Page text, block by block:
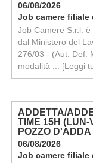
06/08/2026
Job camere filiale
Job Camere S.r.l.
dal Ministero del
276/03 - (Aut. Def.
modalità ... [Leggi
ADDETTA/
TIME 15H (LUN-
POZZO
06/08/2026
Job camere filiale